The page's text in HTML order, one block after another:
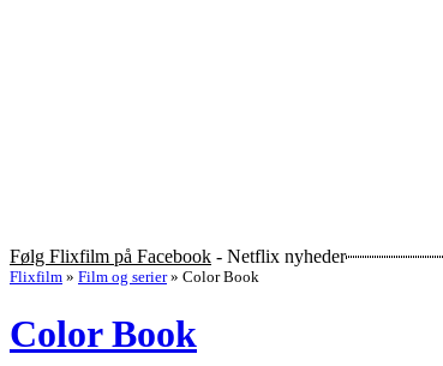
Følg Flixfilm på Facebook - Netflix nyheder
Flixfilm » Film og serier » Color Book
Color Book